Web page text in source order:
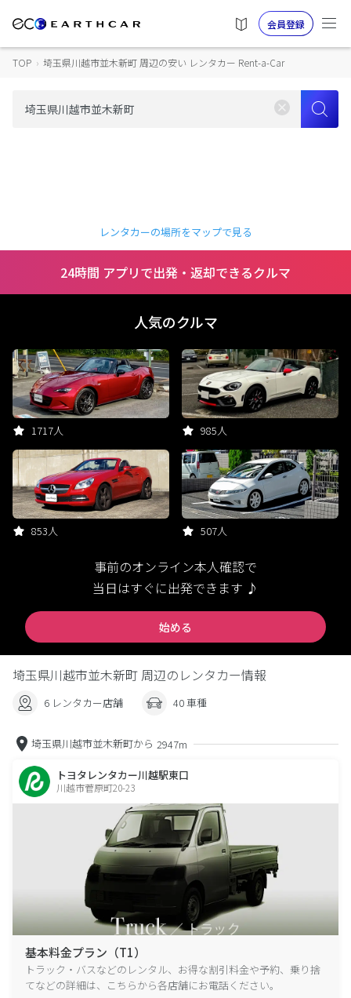
会員登録
TOP › 埼玉県川越市並木新町 周辺の安い レンタカー Rent-a-Car
レンタカーの場所をマップで見る
24時間 アプリで出発・返却できるクルマ
人気のクルマ
1717人 985人
853人 507人
事前のオンライン本人確認で
当日はすぐに出発できます ♪
始める
埼玉県川越市並木新町 周辺のレンタカー情報
6 レンタカー店舗 40 車種
埼玉県川越市並木新町から 2947m
トヨタレンタカー川越駅東口
川越市菅原町20-23
基本料金プラン（T1）
トラック・バスなどのレンタル、お得な割引料金や予約、乗り捨
てなどの詳細は、こちらから各店舗にお電話ください。